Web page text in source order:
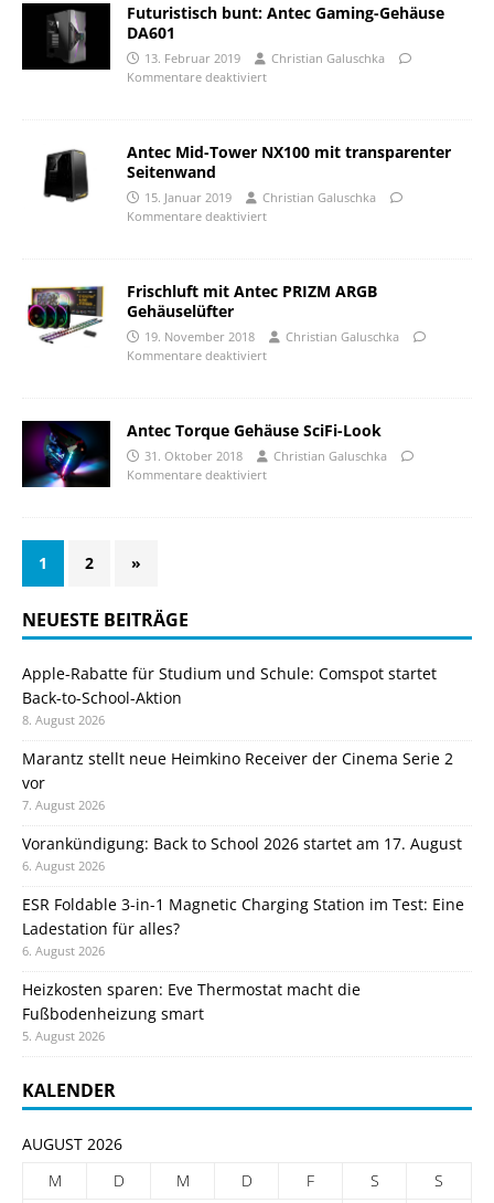
Futuristisch bunt: Antec Gaming-Gehäuse
DA601
13. Februar 2019
Christian Galuschka
Kommentare deaktiviert
Antec Mid-Tower NX100 mit transparenter
Seitenwand
15. Januar 2019
Christian Galuschka
Kommentare deaktiviert
Frischluft mit Antec PRIZM ARGB
Gehäuselüfter
19. November 2018
Christian Galuschka
Kommentare deaktiviert
Antec Torque Gehäuse SciFi-Look
31. Oktober 2018
Christian Galuschka
Kommentare deaktiviert
1 2 »
NEUESTE BEITRÄGE
Apple-Rabatte für Studium und Schule: Comspot startet
Back-to-School-Aktion
8. August 2026
Marantz stellt neue Heimkino Receiver der Cinema Serie 2
vor
7. August 2026
Vorankündigung: Back to School 2026 startet am 17. August
6. August 2026
ESR Foldable 3-in-1 Magnetic Charging Station im Test: Eine
Ladestation für alles?
6. August 2026
Heizkosten sparen: Eve Thermostat macht die
Fußbodenheizung smart
5. August 2026
KALENDER
AUGUST 2026
M
D M D F S S